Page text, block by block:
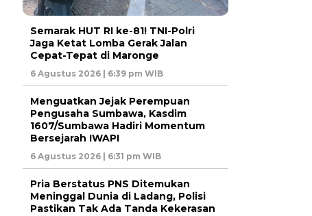
Semarak HUT RI ke-81! TNI-Polri
Jaga Ketat Lomba Gerak Jalan
Cepat-Tepat di Maronge
6 Agustus 2026 | 6:39 pm WIB
Menguatkan Jejak Perempuan
Pengusaha Sumbawa, Kasdim
1607/Sumbawa Hadiri Momentum
Bersejarah IWAPI
6 Agustus 2026 | 6:31 pm WIB
Pria Berstatus PNS Ditemukan
Meninggal Dunia di Ladang, Polisi
Pastikan Tak Ada Tanda Kekerasan